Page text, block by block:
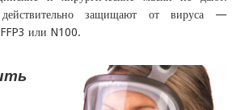
действительно защищают от вируса —
FFP3 или N100.